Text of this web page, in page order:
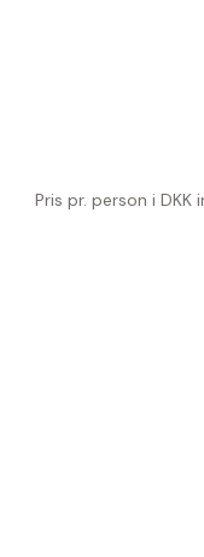
Pris pr. person i DKK